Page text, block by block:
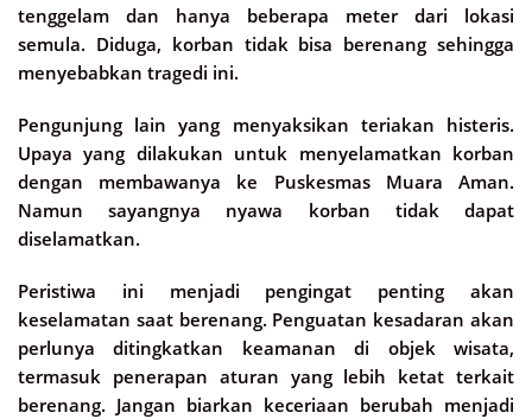
tenggelam dan hanya beberapa meter dari lokasi
semula. Diduga, korban tidak bisa berenang sehingga
menyebabkan tragedi ini.
Pengunjung lain yang menyaksikan teriakan histeris.
Upaya yang dilakukan untuk menyelamatkan korban
dengan membawanya ke Puskesmas Muara Aman.
Namun sayangnya nyawa korban tidak dapat
diselamatkan.
Peristiwa ini menjadi pengingat penting akan
keselamatan saat berenang. Penguatan kesadaran akan
perlunya ditingkatkan keamanan di objek wisata,
termasuk penerapan aturan yang lebih ketat terkait
berenang. Jangan biarkan keceriaan berubah menjadi